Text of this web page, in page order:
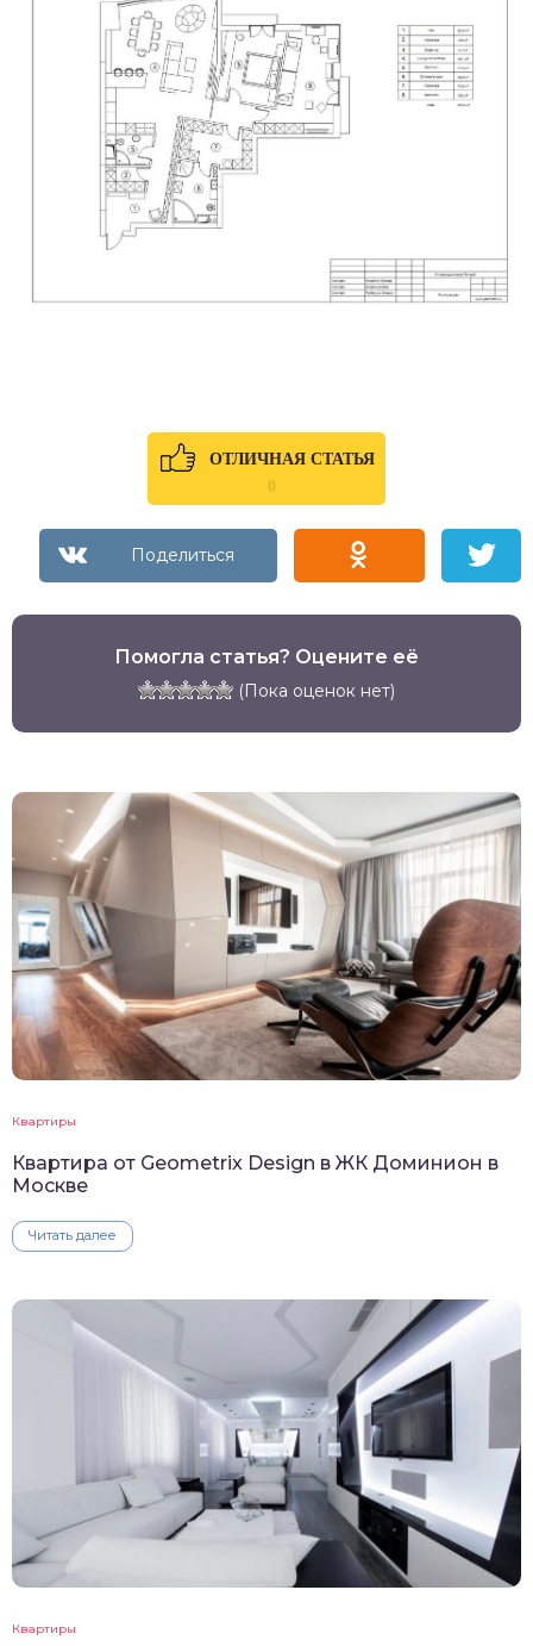
ОТЛИЧНАЯ СТАТЬЯ
0
Помогла статья? Оцените её
(Пока оценок нет)
Квартиры
Квартира от Geometrix Design в ЖК Доминион в
Москве
Читать далее
Квартиры